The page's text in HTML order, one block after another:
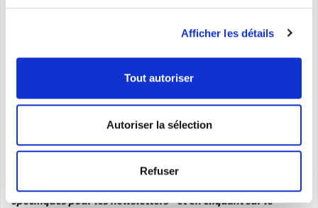
Afficher les détails
Tout autoriser
Autoriser la sélection
Refuser
service de newsletter de la manière suivante :
CONSENTEMENT AU TRAITEMENT
La déclaration de lecture attentive de cette note
traitement des données personnelles à travers ce site se fait
en cochant la case "Je souhaite recevoir la newsletter et
spécifiques pour les newsletters" et en cliquant sur le